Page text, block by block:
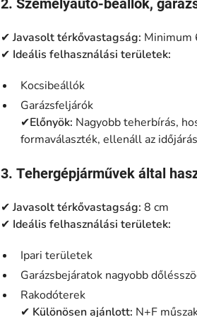
2. Személyautó-beállók,
✔Javasolt térkővastagság: Minimum
✔ Ideális felhasználási területek:
Kocsibeállók
Garázsfeljárók
✔Előnyök: Nagyobb teherbírás,
formaválaszték, ellenáll az
3. Tehergépjárművek által
✔Javasolt térkővastagság: 8 cm
✔ Ideális felhasználási területek:
Ipari területek
Garázsbejáratok nagyobb
Rakodóterek
✔ Különösen ajánlott: N+F